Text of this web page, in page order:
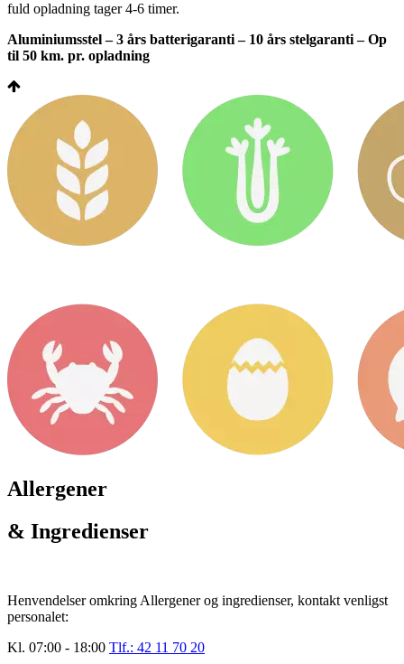
fuld opladning tager 4-6 timer.
Aluminiumsstel – 3 års batterigaranti – 10 års stelgaranti – Op
til 50 km. pr. opladning
Allergener
& Ingredienser
Henvendelser omkring Allergener og ingredienser, kontakt venligst
personalet:
Kl. 07:00 - 18:00 Tlf.: 42 11 70 20